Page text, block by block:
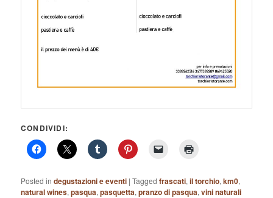
CONDIVIDI:
Posted in degustazioni e eventi |Tagged frascati,il torchio,km0,
natural wines,pasqua,pasquetta,pranzo di pasqua,vini naturali